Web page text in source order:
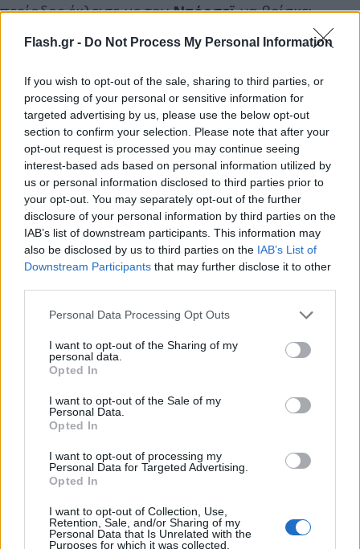
Flash.gr - Do Not Process My Personal Information
If you wish to opt-out of the sale, sharing to third parties, or
processing of your personal or sensitive information for
targeted advertising by us, please use the below opt-out
section to confirm your selection. Please note that after your
opt-out request is processed you may continue seeing
interest-based ads based on personal information utilized by
us or personal information disclosed to third parties prior to
your opt-out. You may separately opt-out of the further
disclosure of your personal information by third parties on the
IAB’s list of downstream participants. This information may
also be disclosed by us to third parties on the IAB’s List of
Downstream Participants that may further disclose it to other
Please note that this website/app uses one or more Google
not limited to your visit or usage behaviour. You may click to
grant or deny consent to Google and its third-party tags to
use your data for below specified purposes in below Google
consent section.
Personal Data Processing Opt Outs
I want to opt-out of the Sharing of my
personal data.
Opted In
I want to opt-out of the Sale of my
Personal Data.
Opted In
I want to opt-out of processing my
Personal Data for Targeted Advertising.
Opted In
I want to opt-out of Collection, Use,
Retention, Sale, and/or Sharing of my
Personal Data that Is Unrelated with the
Purposes for which it was collected.
περίοδος έκλεισε με τονΝτόρσεϊνα βρίσκει
ρυθμό με 2/2 τρίποντα για το 24-22 της ομάδας
Στο δεύτερο δεκάλεπτο η ομάδα τουΓιώργου
Μπαρτζώκαξεκίνησε δυνατά με 2/2 τρίποντα του
«ζεστού» από τον πάγκο Φουρνιέκαι ένα κλέψιμο
τωνΝιλικίνα - Τζόουνς με τη διαφορά για πρώτη
φορά να πηγαίνει στο +10 (30-20 στο 11').
Ο Ολυμπιακός αν και είχε σε άστοχη βραδιά
τονΠίτερς(0/3 τριπ) κατάφερνε να διατηρεί ένα
ασφαλές προβάδισμα με 38-26 (στο 14') χάρη
Με τον Νουόρα κυρίως οι φιλοξενούμενοι
«ερυθρόλευκοι» έλεγχαν την κατάσταση με τον
Φουρνιέ απόλυτο εκφραστή της second unit και με
το σκορ στο 44 - 30 (στο 18') την ώρα που ο Ουόκαπ
είχε φτάσει τις 6 ασίστ.
Το πρώτο μέρος ολοκληρώθηκε με τους
Νουόρα -